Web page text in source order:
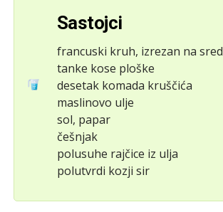
Sastojci
francuski kruh, izrezan na
tanke kose ploške
desetak komada kruščića
maslinovo ulje
sol, papar
češnjak
polusuhe rajčice iz ulja
polutvrdi kozji sir